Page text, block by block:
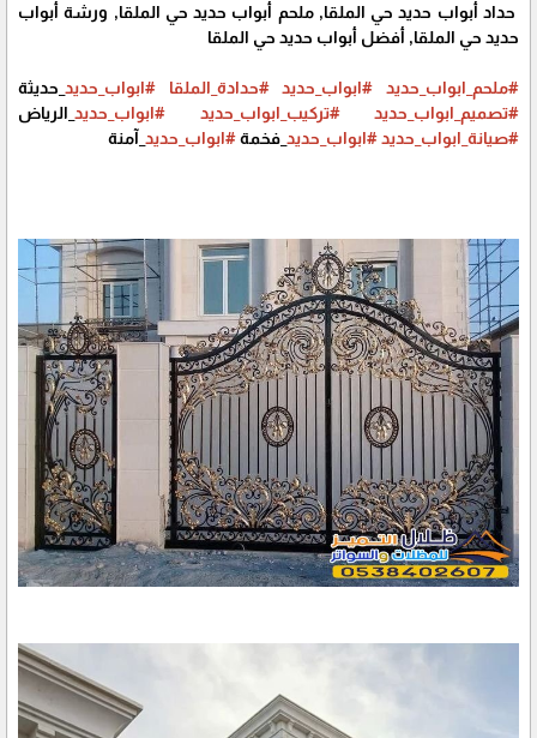
حداد أبواب حديد حي الملقا, ملحم أبواب حديد حي الملقا, ورشة أبواب
حديد حي الملقا, أفضل أبواب حديد حي الملقا
#ملحم_ابواب_حديد #ابواب_حديد #حدادة_الملقا #ابواب_حديد _حديثة
#تصميم_ابواب_حديد
#تركيب_ابواب_حديد #ابواب_حديد _الرياض
#صيانة_ابواب_حديد#ابواب_حديد _فخمة#ابواب_حديد _آمنة